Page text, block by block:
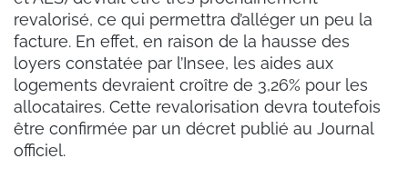
revalorisé, ce qui permettra d’alléger un peu la
facture. En effet, en raison de la hausse des
loyers constatée par l’Insee, les aides aux
logements devraient croître de 3,26% pour les
allocataires. Cette revalorisation devra toutefois
être confirmée par un décret publié au Journal
officiel.